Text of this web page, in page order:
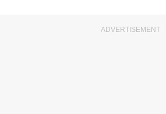
ADVERTISEMENT